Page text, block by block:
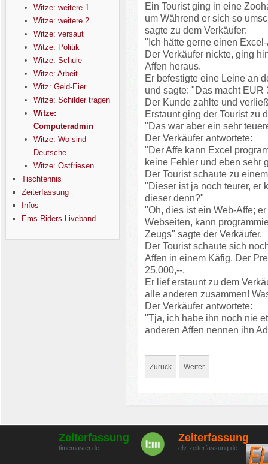
Witze: weitere 1
Witze: weitere 2
Witze: versaut
Witze: Politik
Witze: Schule
Witze: Arbeit
Witz: Geld-Eier
Witze: Schilder tragen
Witze:
Computeradmin
Witze: Wo sind
Deutsche
Witze: Ostfriesen
Tischtennis
Zeiterfassung
Infos
Ems Riders Liveband
Ein Tourist ging in eine
um Während er sich so
sagte zu dem Verkäufer:
"Ich hätte gerne einen
Der Verkäufer nickte, ging
Affen heraus.
Er befestigte eine Leine an
und sagte: "Das macht EUR
Der Kunde zahlte und
Erstaunt ging der Tourist zu
"Das war aber ein sehr
Der Verkäufer antwortete:
"Der Affe kann Excel
keine Fehler und eben sehr
Der Tourist schaute zu
"Dieser ist ja noch teurer, er
dieser denn?"
"Oh, dies ist ein Web-Affe;
Webseiten, kann
Zeugs" sagte der Verkäufer.
Der Tourist schaute sich
Affen in einem Käfig. Der
25.000,--.
Er lief erstaunt zu dem
alle anderen zusammen!
Der Verkäufer antwortete:
"Tja, ich habe ihn noch nie
anderen Affen nennen ihn
Zurück Weiter
Zeiterfassung
timemaster.de
Zeiterfassung
elv-zeiterfassung.de